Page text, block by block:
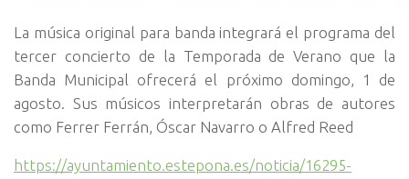
La música original para banda integrará el programa del
tercer concierto de la Temporada de Verano que la
Banda Municipal ofrecerá el próximo domingo, 1 de
agosto. Sus músicos interpretarán obras de autores
como Ferrer Ferrán, Óscar Navarro o Alfred Reed
https://ayuntamiento.estepona.es/noticia/16295-